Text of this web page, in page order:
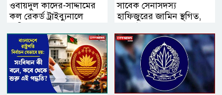
ওবায়দুল কাদের-সাদ্দামের
কল রেকর্ড ট্রাইব্যুনালে
সাবেক সেনাসদস্য
হাফিজুরের জামিন স্থগিত,
আত্মসমর্পণের নির্দেশ